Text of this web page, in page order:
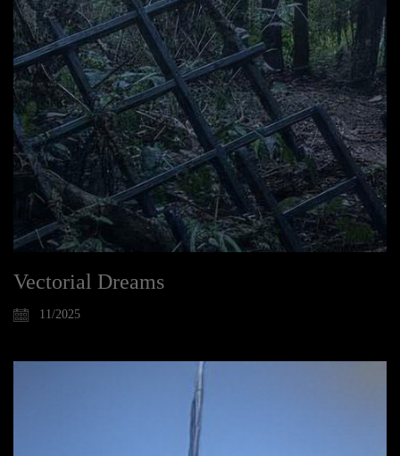
Vectorial Dreams
11/2025